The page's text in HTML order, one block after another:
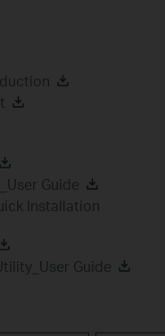
Guide
Installation
Guide